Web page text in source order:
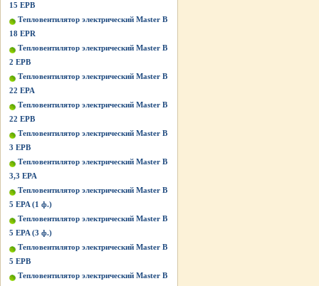
15 EPB
Тепловентилятор электрический Master B
18 EPR
Тепловентилятор электрический Master B
2 EPB
Тепловентилятор электрический Master B
22 EPA
Тепловентилятор электрический Master B
22 EPB
Тепловентилятор электрический Master B
3 EPB
Тепловентилятор электрический Master B
3,3 EPA
Тепловентилятор электрический Master B
5 EPA (1 ф.)
Тепловентилятор электрический Master B
5 EPA (3 ф.)
Тепловентилятор электрический Master B
5 EPB
Тепловентилятор электрический Master B